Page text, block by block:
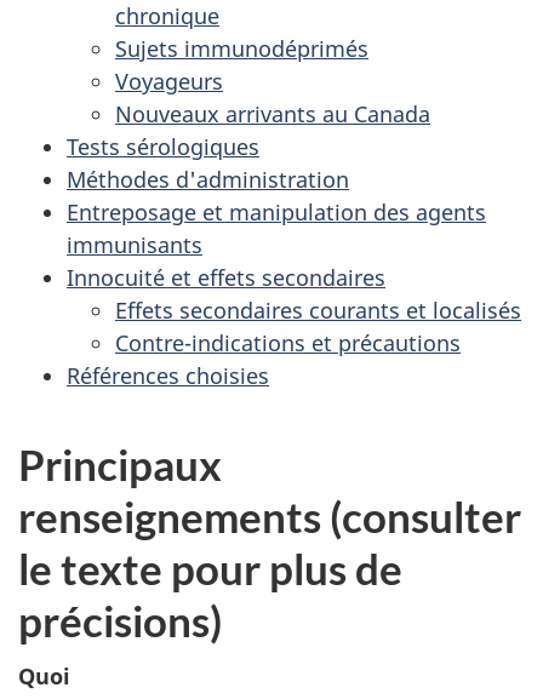
chronique
Sujets immunodéprimés
Voyageurs
Nouveaux arrivants au Canada
Tests sérologiques
Méthodes d'administration
Entreposage et manipulation des agents
immunisants
Innocuité et effets secondaires
Effets secondaires courants et localisés
Contre-indications et précautions
Références choisies
Principaux
renseignements (consulter
le texte pour plus de
précisions)
Quoi